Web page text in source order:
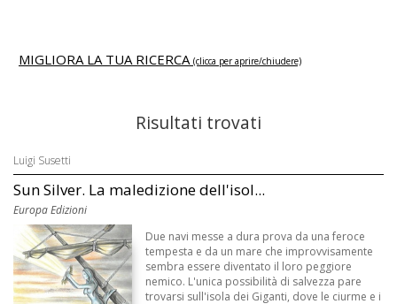
MIGLIORA LA TUA RICERCA (clicca per aprire/chiudere)
Risultati trovati
Luigi Susetti
Sun Silver. La maledizione dell'isol...
Europa Edizioni
Due navi messe a dura prova da una feroce
tempesta e da un mare che improvvisamente
sembra essere diventato il loro peggiore
nemico. L'unica possibilità di salvezza pare
trovarsi sull'isola dei Giganti, dove le ciurme e i